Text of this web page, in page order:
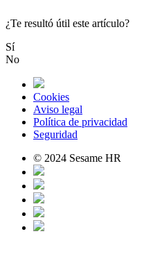
¿Te resultó útil este artículo?
Sí
No
Cookies
Aviso legal
Política de privacidad
Seguridad
© 2024 Sesame HR